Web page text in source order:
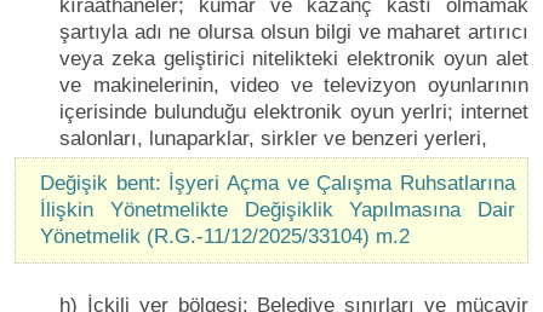
kıraathaneler; kumar ve kazanç kastı olmamak
şartıyla adı ne olursa olsun bilgi ve maharet artırıcı
veya zeka geliştirici nitelikteki elektronik oyun alet
ve makinelerinin, video ve televizyon oyunlarının
içerisinde bulunduğu elektronik oyun yerlri; internet
salonları, lunaparklar, sirkler ve benzeri yerleri,
Değişik bent: İşyeri Açma ve Çalışma Ruhsatlarına
İlişkin Yönetmelikte Değişiklik Yapılmasına Dair
Yönetmelik (R.G.-11/12/2025/33104) m.2
h) İçkili yer bölgesi: Belediye sınırları ve mücavir